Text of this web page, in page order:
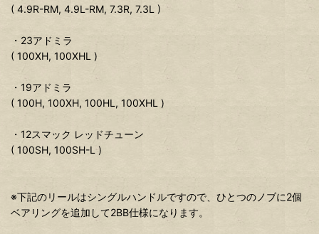
( 4.9R-RM, 4.9L-RM, 7.3R, 7.3L )
・23アドミラ
( 100XH, 100XHL )
・19アドミラ
( 100H, 100XH, 100HL, 100XHL )
・12スマック レッドチューン
( 100SH, 100SH-L )
※下記のリールはシングルハンドルですので、ひとつのノブに2個
ベアリングを追加して2BB仕様になります。